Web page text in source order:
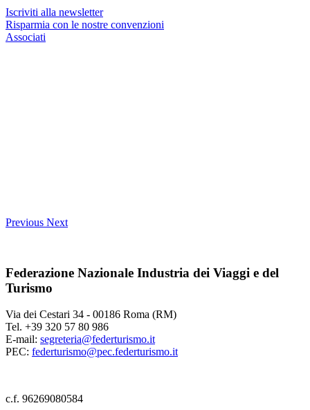
Iscriviti alla newsletter
Risparmia con le nostre convenzioni
Associati
Previous Next
Federazione Nazionale Industria dei Viaggi e del
Turismo
Via dei Cestari 34 - 00186 Roma (RM)
Tel. +39 320 57 80 986
E-mail: segreteria@federturismo.it
PEC: federturismo@pec.federturismo.it
c.f. 96269080584